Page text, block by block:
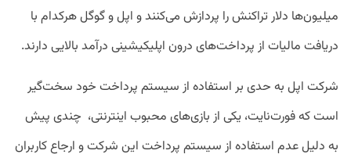
میلیون‌ها دلار تراکنش را پردازش می‌کنند و اپل و گوگل هرکدام با
دریافت مالیات از پرداخت‌های درون اپلیکیشینی درآمد بالایی دارند.
شرکت اپل به حدی بر استفاده از سیستم پرداخت خود سخت‌گیر
است که فورت‌نایت، یکی از بازی‌های محبوب اینترنتی، چندی پیش
به دلیل عدم استفاده از سیستم پرداخت این شرکت و ارجاع کاربران